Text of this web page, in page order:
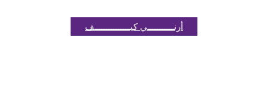
أرنـــــــــــي كيـــــــــــــــف